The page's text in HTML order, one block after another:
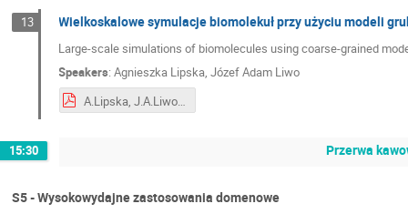
13 Wielkoskalowe symulacje biomolekuł przy użyciu modeli
Large-scale simulations of biomolecules using coarse-grained
Speakers:Agnieszka Lipska,Józef Adam Liwo
A.Lipska, J.A.Liwo-Wielkoskalowe symulacje biomolekuł przy użzyciu modeli gruboziarnistych.pdf
15:30 Przerwa
S5 - Wysokowydajne zastosowania domenowe